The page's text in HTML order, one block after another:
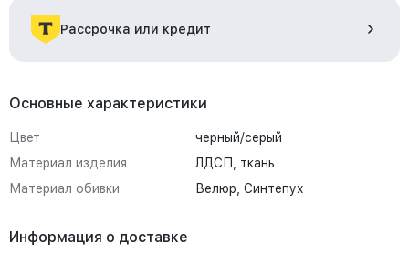
Рассрочка или кредит
Основные характеристики
Цвет
черный/серый
Материал изделия
ЛДСП, ткань
Материал обивки
Велюр, Синтепух
Информация о доставке